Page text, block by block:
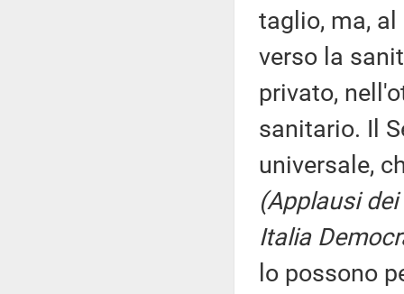
taglio, ma,
verso la
privato,
sanitario. Il
universale,
(Applausi
Italia
lo possono